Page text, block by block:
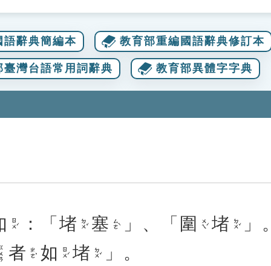
語辭典簡編本 教育部重編國語辭典修訂本
臺灣台語常用詞辭典 教育部異體字字典
ㄖㄨˊ ：「 堵 ㄉㄨˇ 塞 ㄙㄜˋ 」、「 圍 ㄨㄟˊ 堵 ㄉㄨˇ
」
ㄢ 者 ㄓㄜˇ 如 ㄖㄨˊ 堵 ㄉㄨˇ
」。